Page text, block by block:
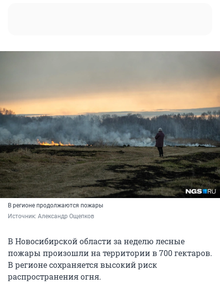
В регионе продолжаются пожары
Источник: Александр Ощепков
В Новосибирской области за неделю лесные
пожары произошли на территории в 700 гектаров.
В регионе сохраняется высокий риск
распространения огня.